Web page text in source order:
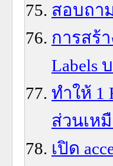
สอบถา
การสร้
Labels
ทำให้ 1
ส่วนเห
เปิด